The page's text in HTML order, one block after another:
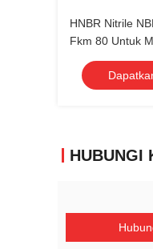
HNBR Nitrile
Fkm 80 Untuk
HUBUNGI